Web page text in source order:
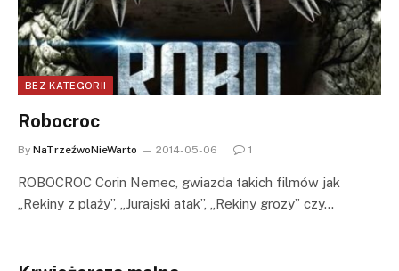
BEZ KATEGORII
Robocroc
By NaTrzeźwoNieWarto 2014-05-06 1
ROBOCROC Corin Nemec, gwiazda takich filmów jak
„Rekiny z plaży”, „Jurajski atak”, „Rekiny grozy” czy…